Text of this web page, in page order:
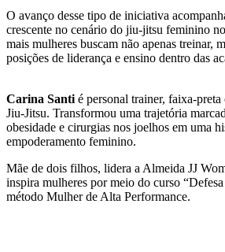
O avanço desse tipo de iniciativa
crescente no cenário do jiu-jitsu feminino
mais mulheres buscam não apenas treinar,
posições de liderança e ensino dentro das
Carina Santi é personal trainer, faixa-
Jiu-Jitsu. Transformou uma trajetória
obesidade e cirurgias nos joelhos em uma
empoderamento feminino.
Mãe de dois filhos, lidera a Almeida JJ
inspira mulheres por meio do curso
método Mulher de Alta Performance.